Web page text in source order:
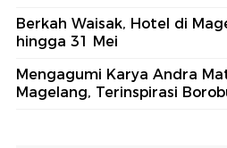
Berkah Waisak, Hotel di
hingga 31 Mei
Mengagumi Karya Andra
Magelang, Terinspirasi